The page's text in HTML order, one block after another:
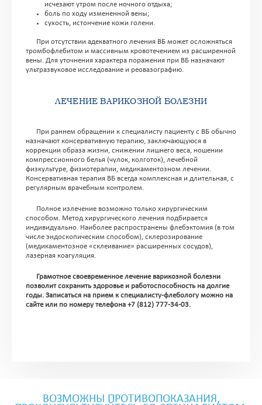
исчезают утром после ночного отдыха;
боль по ходу измененной вены;
сухость, истончение кожи голени.
При отсутствии адекватного лечения ВБ может осложняться
тромбофлебитом и массивным кровотечением из расширенной
вены. Для уточнения характера поражения при ВБ назначают
ультразвуковое исследование и реовазографию.
ЛЕЧЕНИЕ ВАРИКОЗНОЙ БОЛЕЗНИ
При раннем обращении к специалисту пациенту с ВБ обычно
назначают консервативную терапию, заключающуюся в
коррекции образа жизни, снижении лишнего веса, ношении
компрессионного белья (чулок, колготок), лечебной
физкультуре, физиотерапии, медикаментозном лечении.
Консервативная терапия ВБ всегда комплексная и длительная, с
регулярным врачебным контролем.
Полное излечение возможно только хирургическим
способом. Метод хирургического лечения подбирается
индивидуально. Наиболее распространены флебэктомия (в том
числе эндоскопическим способом), склерозирование
(медикаментозное «склеивание» расширенных сосудов),
лазерная коагуляция.
Грамотное своевременное лечение варикозной болезни
позволит сохранить здоровье и работоспособность на долгие
годы. Записаться на прием к специалисту-флебологу можно на
сайте или по номеру телефона +7 (812) 777-34-03.
ВОЗМОЖНЫ ПРОТИВОПОКАЗАНИЯ,